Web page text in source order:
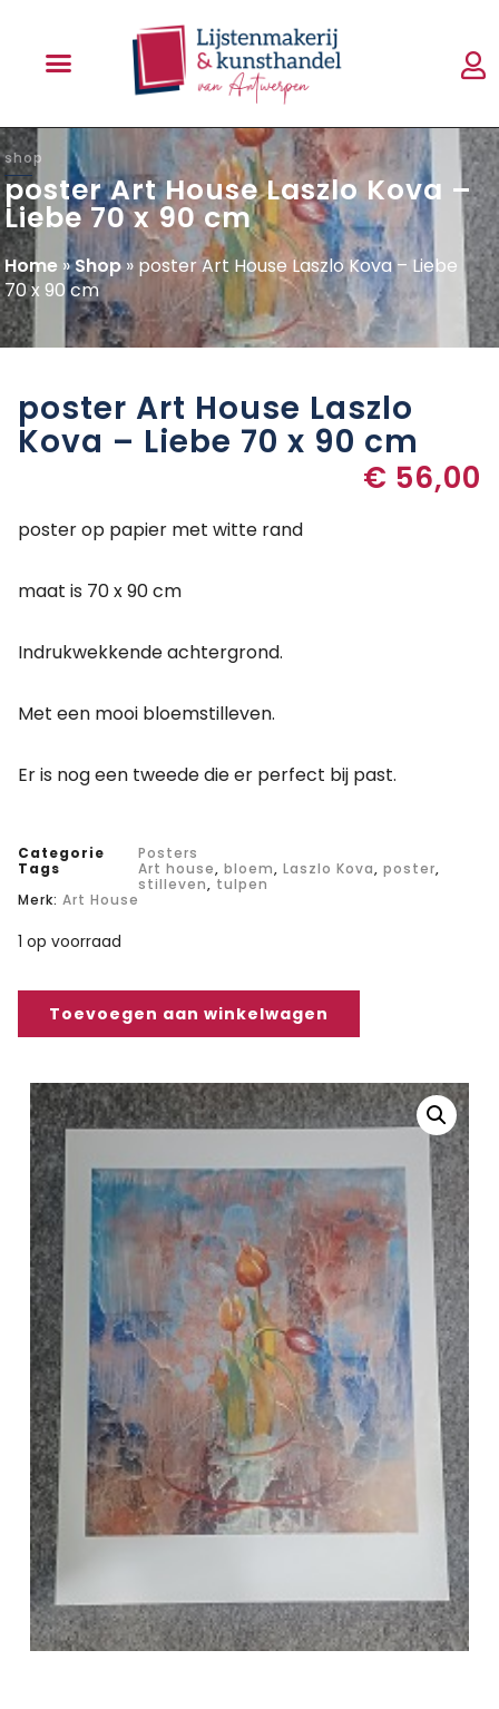
shop
poster Art House Laszlo Kova –
Liebe 70 x 90 cm
Home »Shop» poster Art House Laszlo Kova – Liebe
70 x 90 cm
poster Art House Laszlo
Kova – Liebe 70 x 90 cm
€ 56,00
poster op papier met witte rand
maat is 70 x 90 cm
Indrukwekkende achtergrond.
Met een mooi bloemstilleven.
Er is nog een tweede die er perfect bij past.
Categorie
Posters
Tags
Art house, bloem, Laszlo Kova, poster,
stilleven, tulpen
Merk: Art House
1 op voorraad
Toevoegen aan winkelwagen